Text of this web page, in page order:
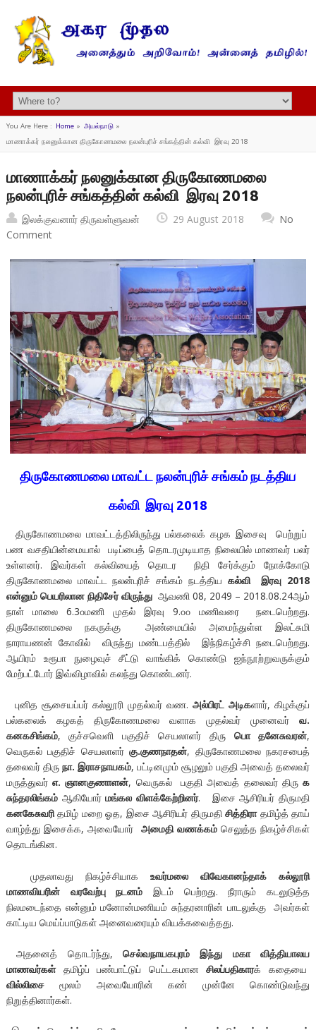
You Are Here : Home» அயல்நாடு»
மாணாக்கர் நலனுக்கான திருகோணமலை நலன்புரிச் சங்கத்தின் கல்வி இரவு 2018
மாணாக்கர் நலனுக்கான திருகோணமலை
நலன்புரிச் சங்கத்தின் கல்வி இரவு 2018
இலக்குவனார் திருவள்ளுவன் 29 August 2018
No
Comment
திருகோணமலை மாவட்ட நலன்புரிச் சங்கம் நடத்திய
கல்விஇரவு 2018
திருகோணமலை மாவட்டத்திலிருந்து பல்கலைக் கழக இசைவு பெற்றுப்
பண வசதியின்மையால் படிப்பைத் தொடரமுடியாத நிலையில் மாணவர் பலர்
உள்ளனர். இவர்கள் கல்வியைத் தொடர நிதி சேர்க்கும் நோக்கோடு
திருகோணமலை மாவட்ட நலன்புரிச் சங்கம் நடத்திய கல்வி இரவு 2018
என்னும் பெயரிலான நிதிசேர் விருந்துஆவணி 08, 2049 – 2018.08.24ஆம்
நாள் மாலை 6.3௦மணி முதல் இரவு 9.௦௦ மணிவரை நடைபெற்றது.
திருகோணமலை நகருக்கு அண்மையில் அமைந்துள்ள இலட்சுமி
நாராயணன் கோவில் விருந்து மண்டபத்தில் இந்நிகழ்ச்சி நடைபெற்றது.
ஆயிரம் உரூபா நுழைவுச் சீட்டு வாங்கிக் கொண்டு ஐந்நூற்றுவருக்கும்
மேற்பட்டோர் இவ்விழாவில் கலந்து கொண்டனர்.
புனித சூசையப்பர் கல்லூரி முதல்வர் வண.அல்பிரட் அடிகளார், கிழக்குப்
பல்கலைக் கழகத் திருகோணமலை வளாக முதல்வர் முனைவர்வ.
கனகசிங்கம், குச்சவெளி பகுதிச் செயலாளர் திரு பொ தனேசுவரன்,
வெருகல் பகுதிச் செயலாளர்கு.குணநாதன், திருகோணமலை நகரசபைத்
தலைவர் திரு நா. இராசநாயகம், பட்டினமும் சூழலும் பகுதி அவைத் தலைவர்
மருத்துவர்எ. ஞானகுணாளன், வெருகல் பகுதி அவைத் தலைவர் திருக
சுந்தரலிங்கம்ஆகியோர்மங்கல விளக்கேற்றினர். இசை ஆசிரியர் திருமதி
கனகேசுவரிதமிழ் மறை ஓத, இசை ஆசிரியர் திருமதிசித்திராதமிழ்த் தாய்
வாழ்த்து இசைக்க, அவையோர் அமைதி வணக்கம்செலுத்த நிகழ்ச்சிகள்
தொடங்கின.
முதலாவது நிகழ்ச்சியாகஉவர்மலை விவேகானந்தாக் கல்லூரி
மாணவியரின் வரவேற்பு நடனம் இடம் பெற்றது. நீராரும் கடலுடுத்த
நிலமடைந்தை என்னும் மனோன்மணியம் சுந்தரனாரின் பாடலுக்கு அவர்கள்
காட்டிய மெய்ப்பாடுகள் அனைவரையும் வியக்கவைத்தது.
அதனைத் தொடர்ந்து, செல்வநாயகபுரம் இந்து மகா வித்தியாலய
மாணவர்கள்தமிழ்ப் பண்பாட்டுப் பெட்டகமானசிலப்பதிகாரக் கதையை
வில்லிசைமூலம் அவையோரின் கண் முன்னே கொண்டுவந்து
நிறுத்தினார்கள்.